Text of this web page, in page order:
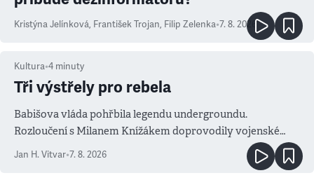
Kristýna Jelínková, František Trojan, Filip Zelenka•7. 8. 2026
Kultura•4 minuty
Tři výstřely pro rebela
Babišova vláda pohřbila legendu undergroundu.
Rozloučení s Milanem Knížákem doprovodily vojenské
Jan H. Vitvar•7. 8. 2026